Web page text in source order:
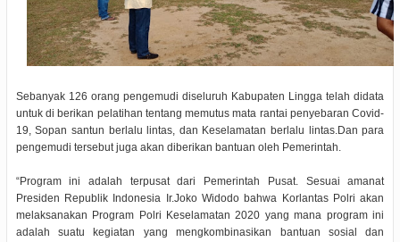
Sebanyak 126 orang pengemudi diseluruh Kabupaten Lingga telah didata
untuk di berikan pelatihan tentang memutus mata rantai penyebaran Covid-
19, Sopan santun berlalu lintas, dan Keselamatan berlalu lintas.Dan para
pengemudi tersebut juga akan diberikan bantuan oleh Pemerintah.
“Program ini adalah terpusat dari Pemerintah Pusat. Sesuai amanat
Presiden Republik Indonesia Ir.Joko Widodo bahwa Korlantas Polri akan
melaksanakan Program Polri Keselamatan 2020 yang mana program ini
adalah suatu kegiatan yang mengkombinasikan bantuan sosial dan